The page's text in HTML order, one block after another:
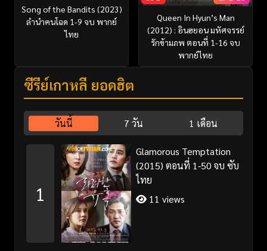
Song of the Bandits (2023)
ลำนำคนโฉด 1-9 จบ พากย์
ไทย
Queen In Hyun’s Man
(2012) : อินฮยอน มหัศจรรย์
รักข้ามภพ ตอนที่ 1-16 จบ
พากย์ไทย
ซีรี่ย์เกาหลี ยอดฮิต
วันนี้ 7 วัน 1 เดือน
1
Glamorous Temptation
(2015) ตอนที่ 1-50 จบ ซับ
ไทย
11 views